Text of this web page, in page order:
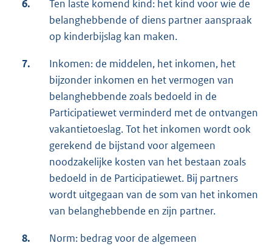
6.
Ten laste komend kind: het kind voor wie de
belanghebbende of diens partner aanspraak
op kinderbijslag kan maken.
7.
Inkomen: de middelen, het inkomen, het
bijzonder inkomen en het vermogen van
belanghebbende zoals bedoeld in de
Participatiewet verminderd met de ontvangen
vakantietoeslag. Tot het inkomen wordt ook
gerekend de bijstand voor algemeen
noodzakelijke kosten van het bestaan zoals
bedoeld in de Participatiewet. Bij partners
wordt uitgegaan van de som van het inkomen
van belanghebbende en zijn partner.
8.
Norm: bedrag voor de algemeen